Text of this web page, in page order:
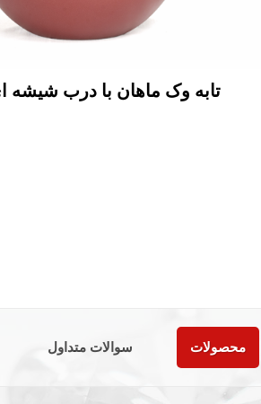
تابه وک ماهان با درب شیشه
محصولات سوالات متداول